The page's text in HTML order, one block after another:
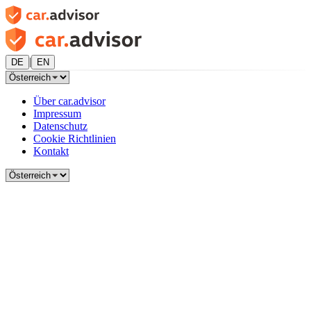
DE | EN
Über car.advisor
Impressum
Datenschutz
Cookie Richtlinien
Kontakt